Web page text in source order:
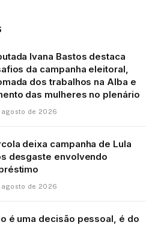
Ivana Bastos destaca
da campanha eleitoral,
dos trabalhos na Alba e
das mulheres no plenário
agosto de 2026
deixa campanha de Lula
desgaste envolvendo
agosto de 2026
é uma decisão pessoal, é do